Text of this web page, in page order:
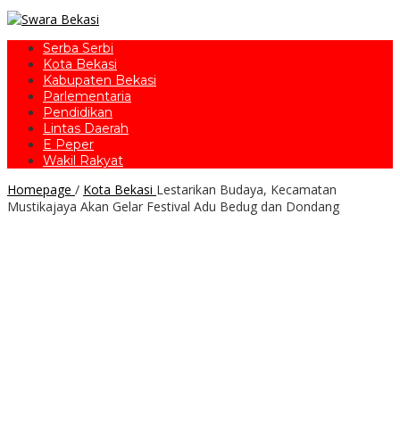
Serba Serbi
Kota Bekasi
Kabupaten Bekasi
Parlementaria
Pendidikan
Lintas Daerah
E Peper
Wakil Rakyat
Homepage / Kota Bekasi Lestarikan Budaya, Kecamatan
Mustikajaya Akan Gelar Festival Adu Bedug dan Dondang